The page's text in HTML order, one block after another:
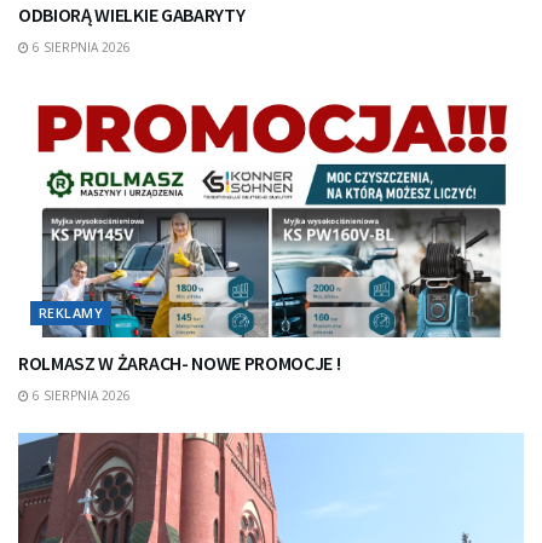
ODBIORĄ WIELKIE GABARYTY
6 SIERPNIA 2026
REKLAMY
ROLMASZ W ŻARACH- NOWE PROMOCJE !
6 SIERPNIA 2026